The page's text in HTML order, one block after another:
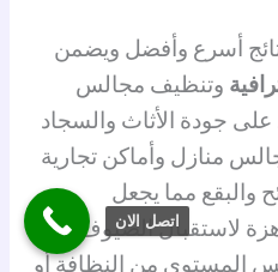
أسرع وأفضل ويضمن
وتنظيف مجالس
جودة الأثاث والسجاد
منازل وأماكن تجارية
والبقع مما يجعل
لاستقبال الضيوف بينما
المستوى من النظافة أو
اتصل الان